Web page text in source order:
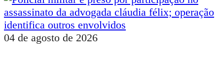
04 de agosto de 2026